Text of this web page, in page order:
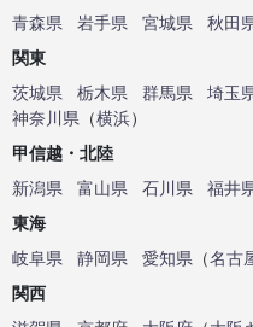
青森県
岩手県 宮城県 秋田
関東
茨城県
栃木県 群馬県 埼玉
神奈川県 （横浜）
甲信越・北陸
新潟県
富山県 石川県 福井
東海
岐阜県
静岡県 愛知県 （名古
関西